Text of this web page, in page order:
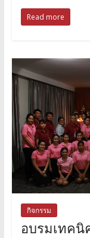
Read more
กิจกรรม
อบรมเทคนิ